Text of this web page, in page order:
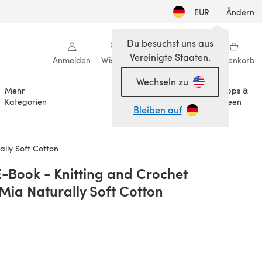
EUR | Ändern
Anmelden Wishlist Meine Bibliothek Warenkorb
Mehr
Kategorien
Anlässe
Tipps &
Ideen
Du besuchst uns aus
Vereinigte Staaten.
Wechseln zu
Bleiben auf
Soft Cotton
Book - Knitting and Crochet
Naturally Soft Cotton